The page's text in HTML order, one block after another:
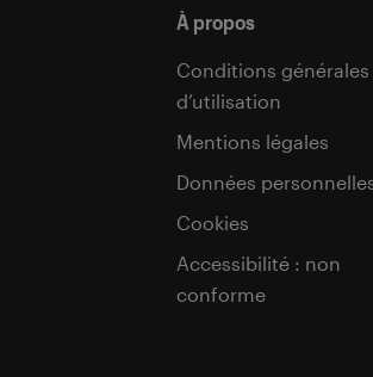
À propos
Conditions générales
d’utilisation
Mentions légales
Données
Cookies
Accessibilité : non
conforme